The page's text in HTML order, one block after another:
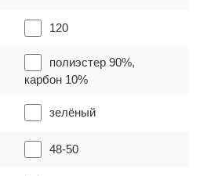
120
полиэстер 90%,
карбон 10%
зелёный
48-50